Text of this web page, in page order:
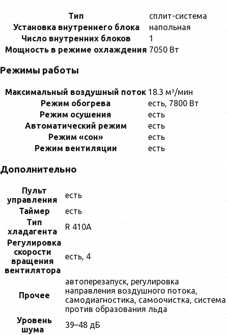
Тип
сплит-система
Установка внутреннего блока
напольная
Число внутренних блоков
1
Мощность в режиме охлаждения 7050 Вт
Режимы работы
Максимальный воздушный поток 18.3 м³/мин
Режим обогрева
есть, 7800 Вт
Режим осушения
есть
Автоматический режим
есть
Режим «сон»
есть
Режим вентиляции
есть
Дополнительно
Пульт
управления
есть
Таймер
есть
Тип
хладагента
R 410A
Регулировка
скорости
вращения
вентилятора
есть, 4
Прочее
автоперезапуск, регулировка
направления воздушного потока,
самодиагностика, самоочистка, система
против образования льда
Уровень
шума
39–48 дБ